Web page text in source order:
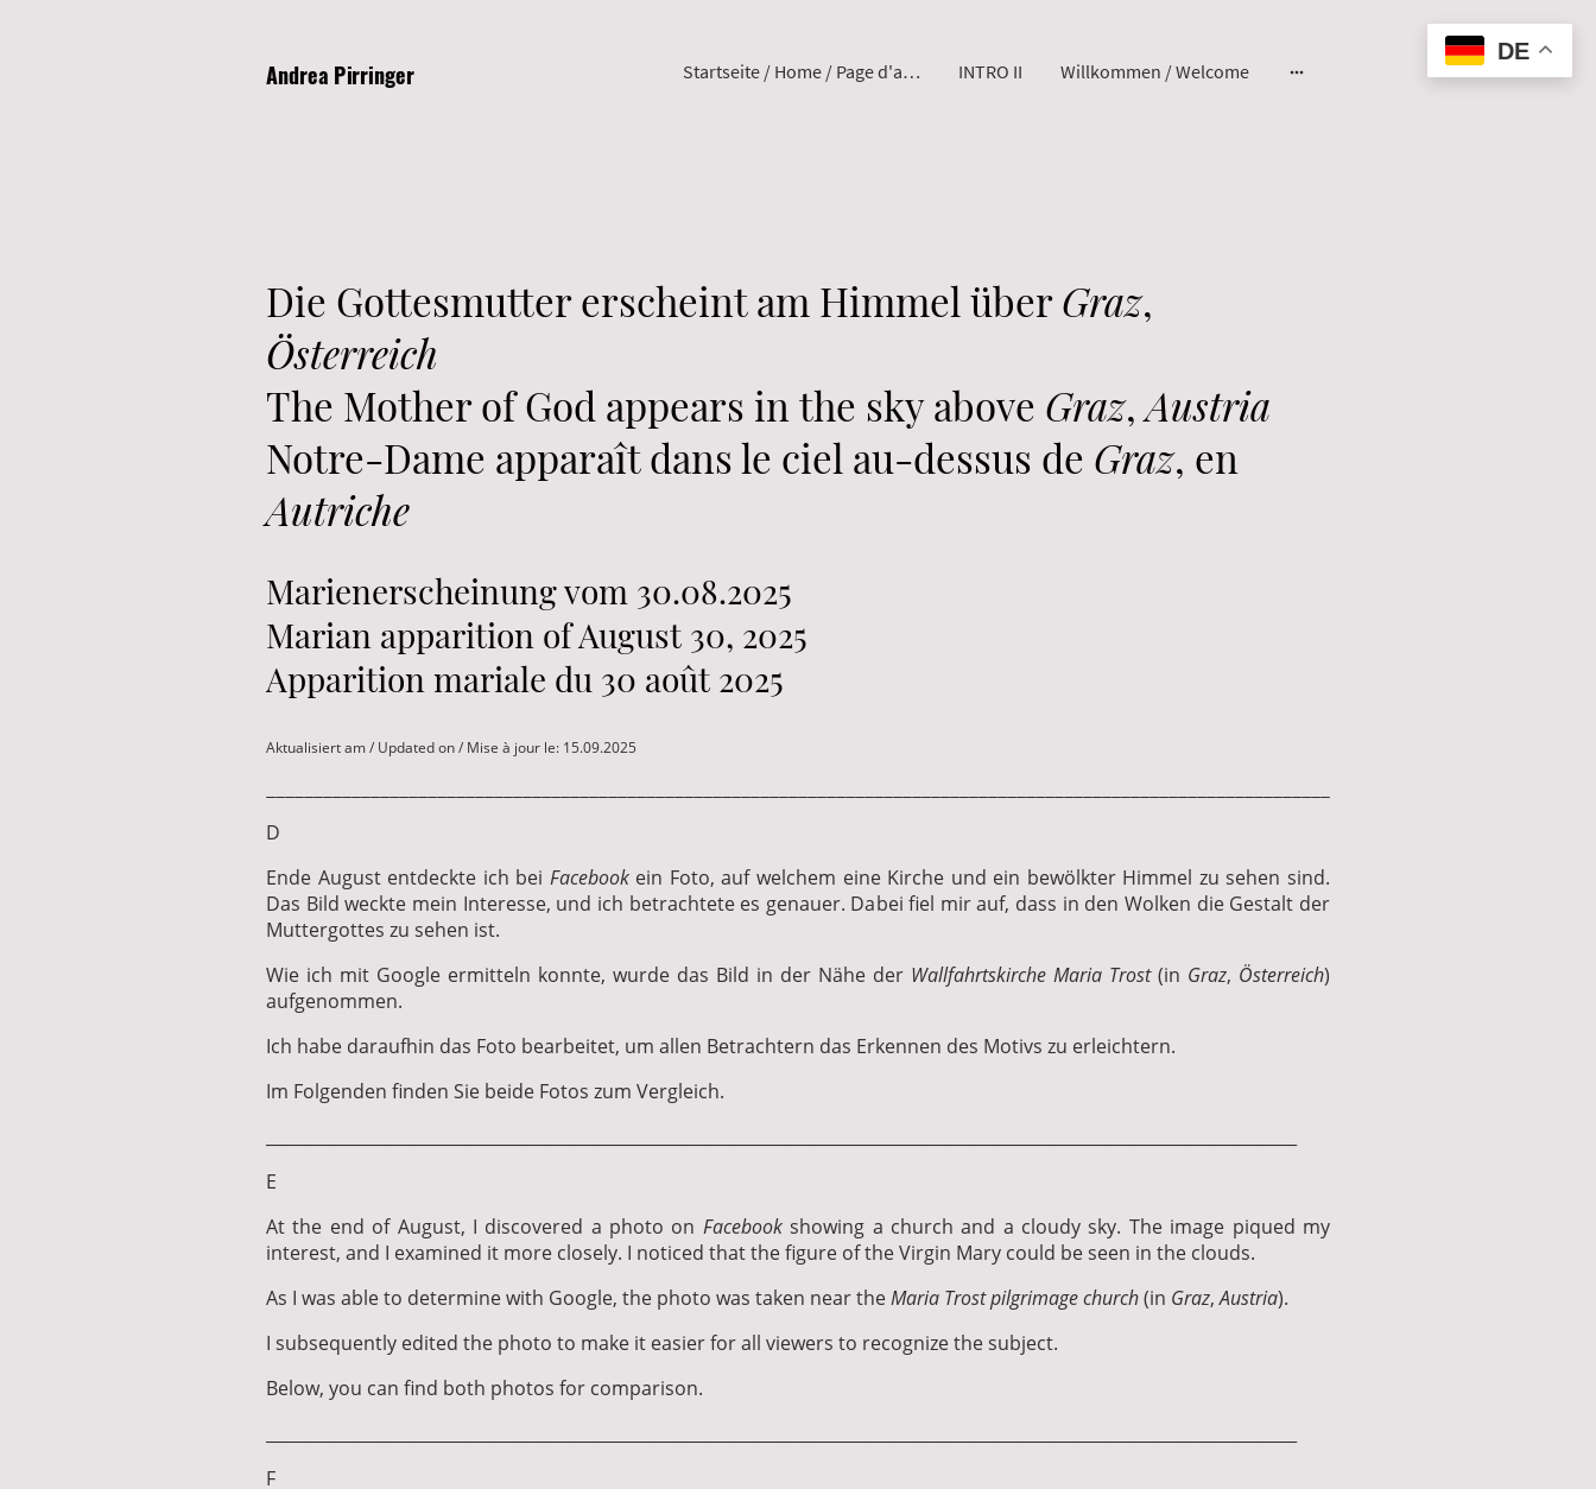
Andrea Pirringer Startseite / Home / Page d'accueil INTRO II Willkommen / Welcome
Die Gottesmutter erscheint am Himmel überGraz,
Österreich
The Mother of God appears in the sky above Graz,Austria
Notre-Dame apparaît dans le ciel au-dessus de Graz, en
Autriche
Marienerscheinung vom 30.08.2025
Marian apparition of August 30, 2025
Apparition mariale du 30 août 2025
Aktualisiert am / Updated on / Mise à jour le: 15.09.2025
D
Ende August entdeckte ich bei Facebookein Foto, auf welchem eine Kirche und ein bewölkter Himmel zu sehen sind.
Das Bild weckte mein Interesse, und ich betrachtete es genauer. Dabei fiel mir auf, dass in den Wolken die Gestalt der
Muttergottes zu sehen ist.
Wie ich mit Google ermitteln konnte, wurde das Bild in der Nähe der Wallfahrtskirche Maria Trost (in Graz, Österreich)
aufgenommen.
Ich habe daraufhin das Foto bearbeitet, um allen Betrachtern das Erkennen des Motivs zu erleichtern.
Im Folgenden finden Sie beide Fotos zum Vergleich.
E
At the end of August, I discovered a photo on Facebookshowing a church and a cloudy sky. The image piqued my
interest, and I examined it more closely. I noticed that the figure of the Virgin Mary could be seen in the clouds.
As I was able to determine with Google, the photo was taken near theMaria Trost pilgrimage church(in Graz,Austria).
I subsequently edited the photo to make it easier for all viewers to recognize the subject.
Below, you can find both photos for comparison.
F
DE